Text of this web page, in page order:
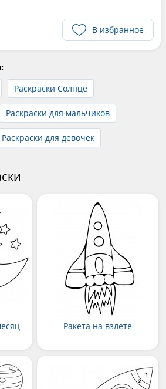
В избранное
Раскраски Солнце
Раскраски для мальчиков
Раскраски для девочек
Ракета на взлете